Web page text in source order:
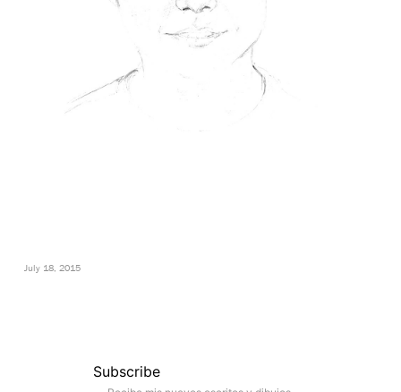
July 18, 2015
Subscribe